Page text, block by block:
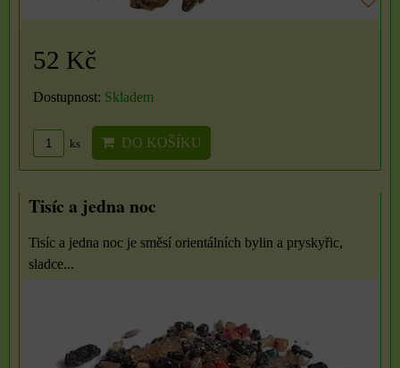
52 Kč
Dostupnost: Skladem
ks DO KOŠÍKU
Tisíc a jedna noc
Tisíc a jedna noc je směsí orientálních bylin a pryskyřic,
sladce...